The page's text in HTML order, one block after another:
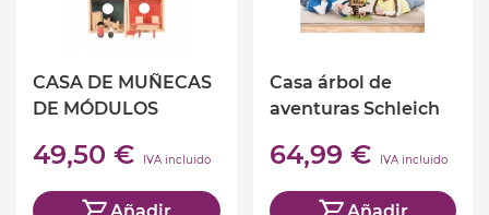
CASA DE MUÑECAS
DE MÓDULOS
49,50 € IVA incluido
Casa árbol de
aventuras Schleich
64,99 € IVA incluido